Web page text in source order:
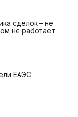
сделок – не
не работает
ЕАЭС